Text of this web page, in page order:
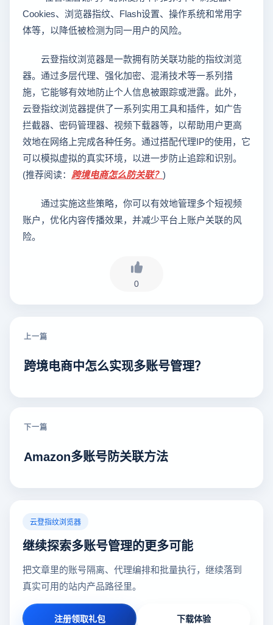
Cookies、浏览器指纹、Flash设置、操作系统和常用字
体等，以降低被检测为同一用户的风险。
云登指纹浏览器是一款拥有防关联功能的指纹浏览
器。通过多层代理、强化加密、混淆技术等一系列措
施，它能够有效地防止个人信息被跟踪或泄露。此外，
云登指纹浏览器提供了一系列实用工具和插件，如广告
拦截器、密码管理器、视频下载器等，以帮助用户更高
效地在网络上完成各种任务。通过搭配代理IP的使用，它
可以模拟虚拟的真实环境，以进一步防止追踪和识别。
(推荐阅读： 跨境电商怎么防关联？ )
通过实施这些策略，你可以有效地管理多个短视频
账户，优化内容传播效果，并减少平台上账户关联的风
险。
0
上一篇
跨境电商中怎么实现多账号管理？
下一篇
Amazon多账号防关联方法
云登指纹浏览器
继续探索多账号管理的更多可能
把文章里的账号隔离、代理编排和批量执行，继续落到
真实可用的站内产品路径里。
注册领取礼包 下载体验